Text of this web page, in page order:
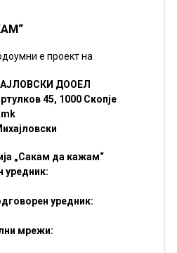
е проект на
ДООЕЛ
45, 1000 Скопје
„Сакам да кажам“
уредник:
уредник:
мрежи: